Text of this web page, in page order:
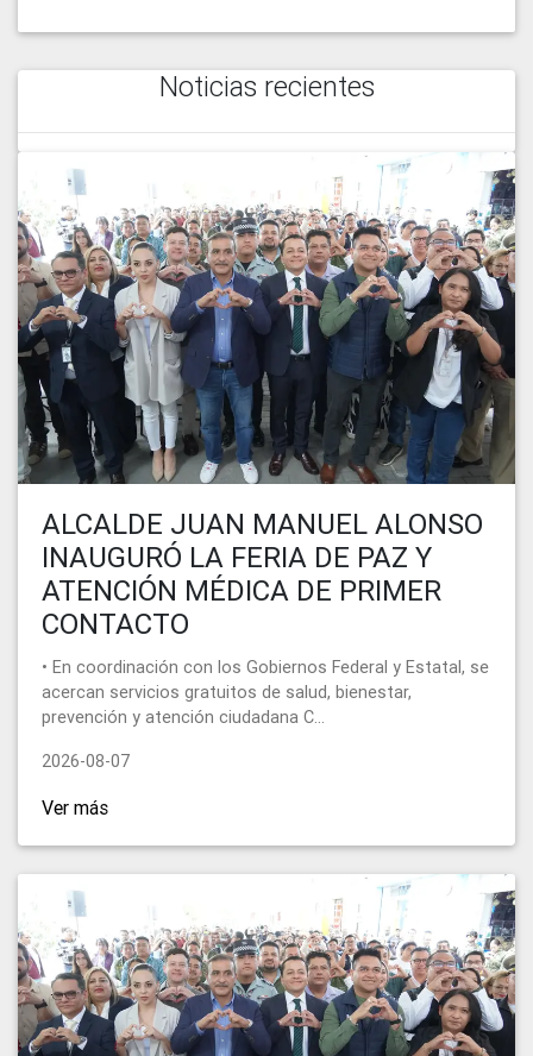
Noticias recientes
ALCALDE JUAN MANUEL ALONSO
INAUGURÓ LA FERIA DE PAZ Y
ATENCIÓN MÉDICA DE PRIMER
CONTACTO
• En coordinación con los Gobiernos Federal y Estatal, se
acercan servicios gratuitos de salud, bienestar,
prevención y atención ciudadana C...
2026-08-07
Ver más